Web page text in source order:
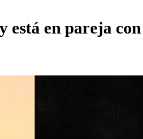
en pareja